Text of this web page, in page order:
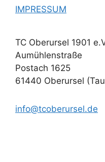
IMPRESSUM
TC Oberursel 1901
Aumühlenstraße
Postach 1625
61440 Oberursel
info@tcoberursel.de